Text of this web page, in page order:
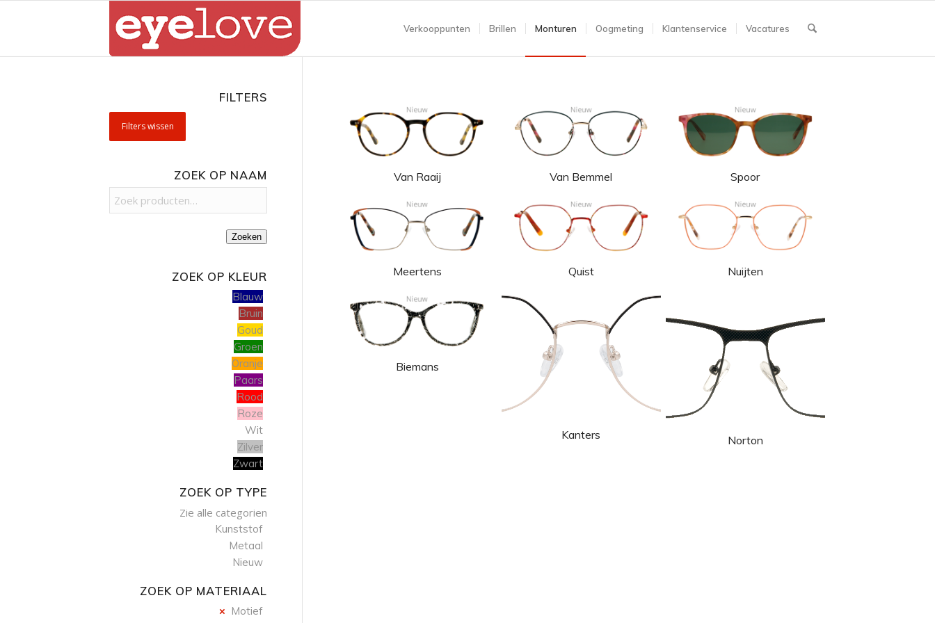
Verkooppunten Brillen Monturen Oogmeting Klantenservice Vacatures
Van Raaij Van Bemmel Spoor
Meertens Quist Nuijten
Biemans
Kanters Norton
FILTERS
Filters wissen
ZOEK OP NAAM
Zoeken
ZOEK OP KLEUR
Blauw
Bruin
Goud
Groen
Oranje
Paars
Rood
Roze
Wit
Zilver
Zwart
ZOEK OP TYPE
Zie alle categorien
Kunststof
Metaal
Nieuw
ZOEK OP MATERIAAL
Motief